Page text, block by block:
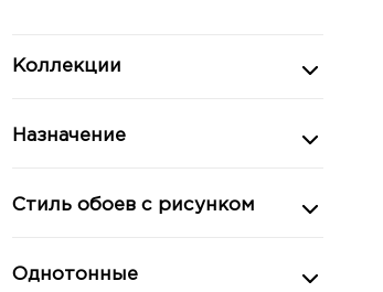
Коллекции
Назначение
Стиль обоев с рисунком
Однотонные